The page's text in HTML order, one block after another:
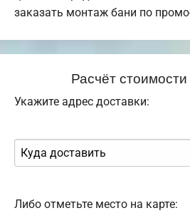
заказать монтаж бани по
Расчёт
Укажите адрес доставки:
Либо отметьте место на карте: